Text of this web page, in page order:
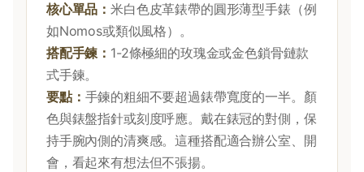
核心單品：米白色皮革錶帶的圓形薄型手錶（例
如Nomos或類似風格）。
搭配手鍊： 1-2條極細的玫瑰金或金色鎖骨鏈款
式手鍊。
要點： 手鍊的粗細不要超過錶帶寬度的一半。顏
色與錶盤指針或刻度呼應。戴在錶冠的對側，保
持手腕內側的清爽感。這種搭配適合辦公室、開
會，看起來有想法但不張揚。